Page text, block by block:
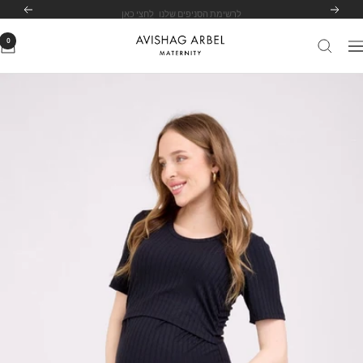
הקודם לרשימת הסניפים שלנו לחצי כאן הבא
ניווט
Avishag
0